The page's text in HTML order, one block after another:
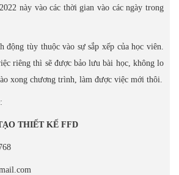
này vào các thời gian vào các ngày trong
động tùy thuộc vào sự sắp xếp của học viên.
riêng thì sẽ được bảo lưu bài học, không lo
xong chương trình, làm được việc mới thôi.
THIẾT KẾ FFD